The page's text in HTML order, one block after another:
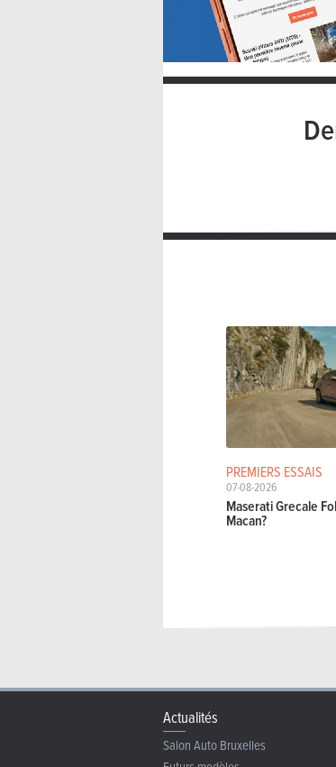
PREMIERS ESSAIS
07-08-2026
Maserati Grecale
Macan?
Actualités
Salon Auto Bruxelles